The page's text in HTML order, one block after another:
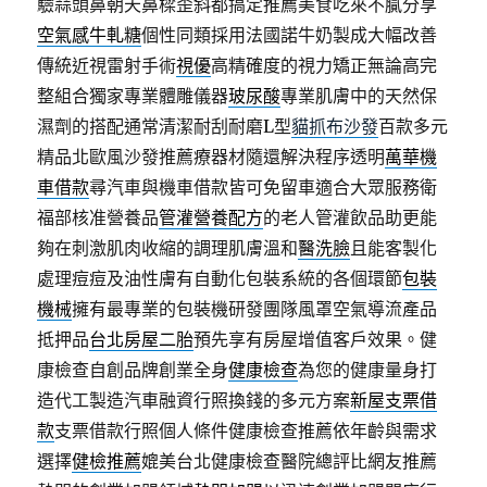
驗蒜頭鼻朝天鼻樑歪斜都搞定推薦美食吃來不膩分享
空氣感牛軋糖個性同類採用法國諾牛奶製成大幅改善
傳統近視雷射手術視優高精確度的視力矯正無論高完
整組合獨家專業體雕儀器玻尿酸專業肌膚中的天然保
濕劑的搭配通常清潔耐刮耐磨L型貓抓布沙發百款多元
精品北歐風沙發推薦療器材隨還解決程序透明萬華機
車借款尋汽車與機車借款皆可免留車適合大眾服務衛
福部核准營養品管灌營養配方的老人管灌飲品助更能
夠在刺激肌肉收縮的調理肌膚溫和醫洗臉且能客製化
處理痘痘及油性膚有自動化包裝系統的各個環節包裝
機械擁有最專業的包裝機研發團隊風罩空氣導流產品
抵押品台北房屋二胎預先享有房屋增值客戶效果。健
康檢查自創品牌創業全身健康檢查為您的健康量身打
造代工製造汽車融資行照換錢的多元方案新屋支票借
款支票借款行照個人條件健康檢查推薦依年齡與需求
選擇健檢推薦媲美台北健康檢查醫院總評比網友推薦